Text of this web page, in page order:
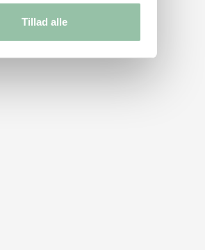
Tillad alle